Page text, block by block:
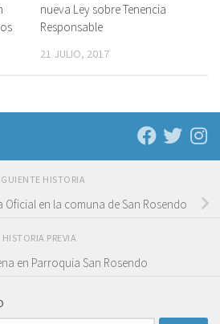
nueva Ley sobre Tenencia
Responsable
21 JULIO, 2017
HISTORIA
en la comuna de San Rosendo
HISTORIA PREVIA
en Parroquia San Rosendo